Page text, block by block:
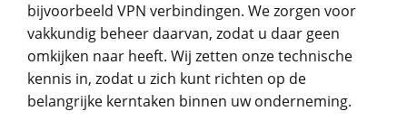
bijvoorbeeld VPN verbindingen. We zorgen voor
vakkundig beheer daarvan, zodat u daar geen
omkijken naar heeft. Wij zetten onze technische
kennis in, zodat u zich kunt richten op de
belangrijke kerntaken binnen uw onderneming.